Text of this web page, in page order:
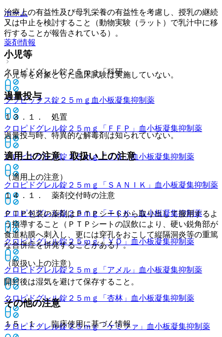
ホーム
薬剤情報
クロピドグレル錠２５ｍｇ「科研」
プラビックス錠２５ｍｇ 血小板凝集抑制薬
クロピドグレル錠２５ｍｇ「ＦＦＰ」 血小板凝集抑制薬
クロピドグレル錠２５ｍｇ「ＪＧ」血小板凝集抑制薬
クロピドグレル錠２５ｍｇ「ＳＡＮＩＫ」 血小板凝集抑制薬
クロピドグレル錠２５ｍｇ「ＴＣＫ」血小板凝集抑制薬
クロピドグレル錠２５ｍｇ「ＹＤ」 血小板凝集抑制薬
クロピドグレル錠２５ｍｇ「アメル」 血小板凝集抑制薬
クロピドグレル錠２５ｍｇ「杏林」 血小板凝集抑制薬
クロピドグレル錠２５ｍｇ「ケミファ」 血小板凝集抑制薬
治療上の有益性及び母乳栄養の有益性を考慮し、授乳の継続
又は中止を検討すること（動物実験（ラット）で乳汁中に移
行することが報告されている）。
小児等
小児等を対象とした臨床試験は実施していない。
過量投与
１３．１． 処置
過量投与時、特異的な解毒剤は知られていない。
適用上の注意、取扱い上の注意
（適用上の注意）
１４．１． 薬剤交付時の注意
ＰＴＰ包装の薬剤はＰＴＰシートから取り出して服用するよ
う指導すること（ＰＴＰシートの誤飲により、硬い鋭角部が
食道粘膜へ刺入し、更には穿孔をおこして縦隔洞炎等の重篤
な合併症を併発することがある）。
（取扱い上の注意）
開封後は湿気を避けて保存すること。
その他の注意
１５．１． 臨床使用に基づく情報